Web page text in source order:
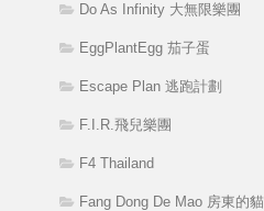
Do As Infinity 大無限樂團
EggPlantEgg 茄子蛋
Escape Plan 逃跑計劃
F.I.R.飛兒樂團
F4 Thailand
Fang Dong De Mao 房東的貓